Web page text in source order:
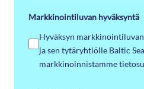
Markkinointiluvan hyväksyntä
Hyväksyn
ja sen tytäryhtiölle Baltic
markkinoinnistamme